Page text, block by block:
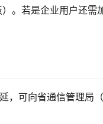
。若是企业用户还需
，可向省通信管理局